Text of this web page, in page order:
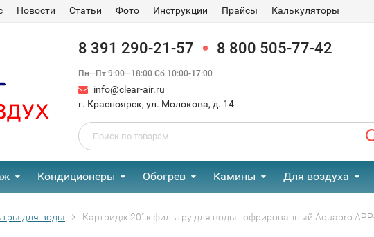
Новости Статьи Фото Инструкции Прайсы Калькуляторы
8 391 290-21-57 8 800 505-77-42
Пн—Пт 9:00—18:00 Сб 10:00-17:00
info@clear-air.ru
г. Красноярск, ул. Молокова, д. 14
Кондиционеры Обогрев Камины Для воздуха
для воды Картридж 20" к фильтру для воды гофрированный Aquapro